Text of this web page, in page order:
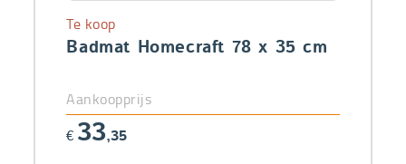
Badmat Homecraft 78 x 35 cm
Te koop
Aankoopprijs
€ 33,35